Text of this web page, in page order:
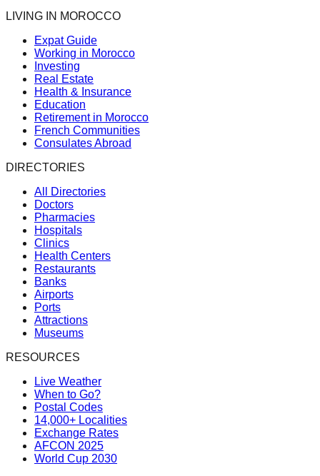
LIVING IN MOROCCO
Expat Guide
Working in Morocco
Investing
Real Estate
Health & Insurance
Education
Retirement in Morocco
French Communities
Consulates Abroad
DIRECTORIES
All Directories
Doctors
Pharmacies
Hospitals
Clinics
Health Centers
Restaurants
Banks
Airports
Ports
Attractions
Museums
RESOURCES
Live Weather
When to Go?
Postal Codes
14,000+ Localities
Exchange Rates
AFCON 2025
World Cup 2030